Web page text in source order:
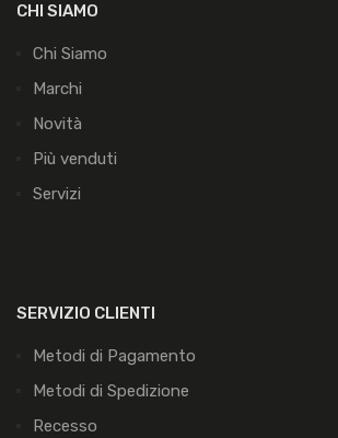
CHI SIAMO
Chi Siamo
Marchi
Novità
Più venduti
Servizi
SERVIZIO CLIENTI
Metodi di Pagamento
Metodi di Spedizione
Recesso